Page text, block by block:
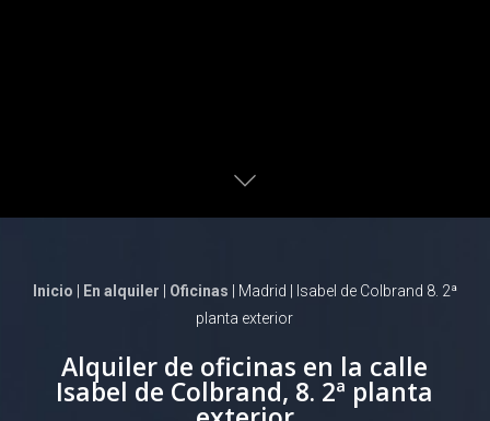
Inicio En alquiler Oficinas | Madrid | Isabel de Colbrand 8. 2ª
planta exterior
Alquiler de oficinas en la calle
Isabel de Colbrand, 8. 2ª planta